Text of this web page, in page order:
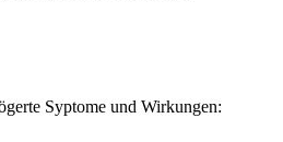
Syptome und Wirkungen: